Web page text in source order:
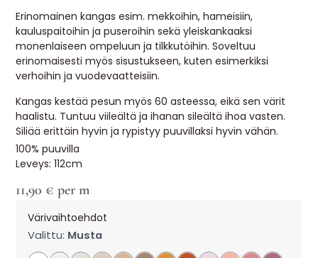
Erinomainen kangas esim. mekkoihin, hameisiin,
kauluspaitoihin ja puseroihin sekä yleiskankaaksi
monenlaiseen ompeluun ja tilkkutöihin. Soveltuu
erinomaisesti myös sisustukseen, kuten esimerkiksi
verhoihin ja vuodevaatteisiin.
Kangas kestää pesun myös 60 asteessa, eikä sen värit
haalistu. Tuntuu viileältä ja ihanan sileältä ihoa vasten.
Siliää erittäin hyvin ja rypistyy puuvillaksi hyvin vähän.
100% puuvilla
Leveys: 112cm
11,90 € per m
Värivaihtoehdot
Valittu: Musta